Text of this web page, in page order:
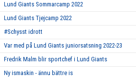
Lund Giants Sommarcamp 2022
Lund Giants Tjejcamp 2022
#Schysst idrott
Var med på Lund Giants juniorsatsning 2022-23
Fredrik Malm blir sportchef i Lund Giants
Ny ismaskin - ännu bättre is